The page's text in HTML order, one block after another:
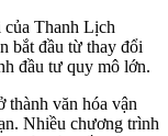
Thanh Lịch
bắt đầu từ thay đổi
đầu tư quy mô lớn.
thành văn hóa vận
Nhiều chương trình